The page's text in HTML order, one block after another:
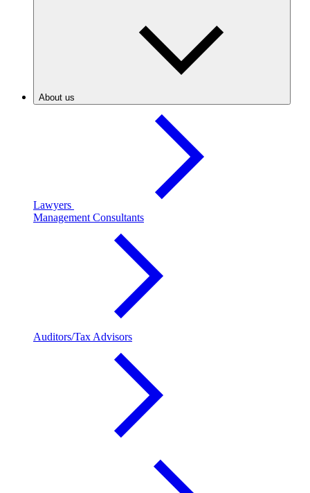
About us
Lawyers
Management Consultants
Auditors/Tax Advisors